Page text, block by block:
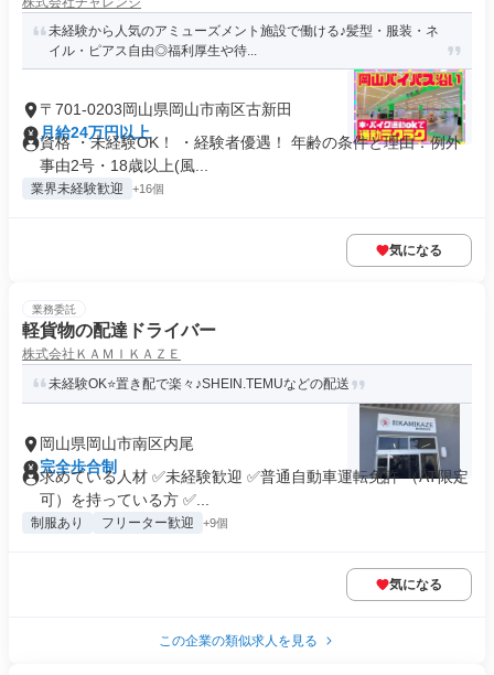
未経験から人気のアミューズメント施設で働ける♪髪型・服装・ネ
イル・ピアス自由◎福利厚生や待...
〒701-0203岡山県岡山市南区古新田
月給24万円以上
資格 ・未経験OK！ ・経験者優遇！ 年齢の条件と理由：例外
事由2号・18歳以上(風...
業界未経験歓迎 +16個
気になる
業務委託
軽貨物の配達ドライバー
株式会社ＫＡＭＩＫＡＺＥ
未経験OK⭐️置き配で楽々♪SHEIN.TEMUなどの配送
岡山県岡山市南区内尾
完全歩合制
求めている人材 ✅未経験歓迎 ✅普通自動車運転免許 （AT限定
可）を持っている方 ✅...
制服あり フリーター歓迎 +9個
気になる
この企業の類似求人を見る